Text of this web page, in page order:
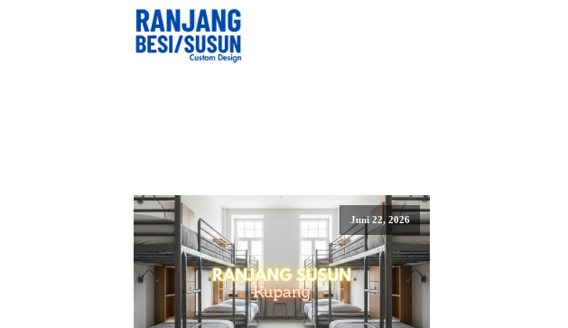
Juni 22, 2026